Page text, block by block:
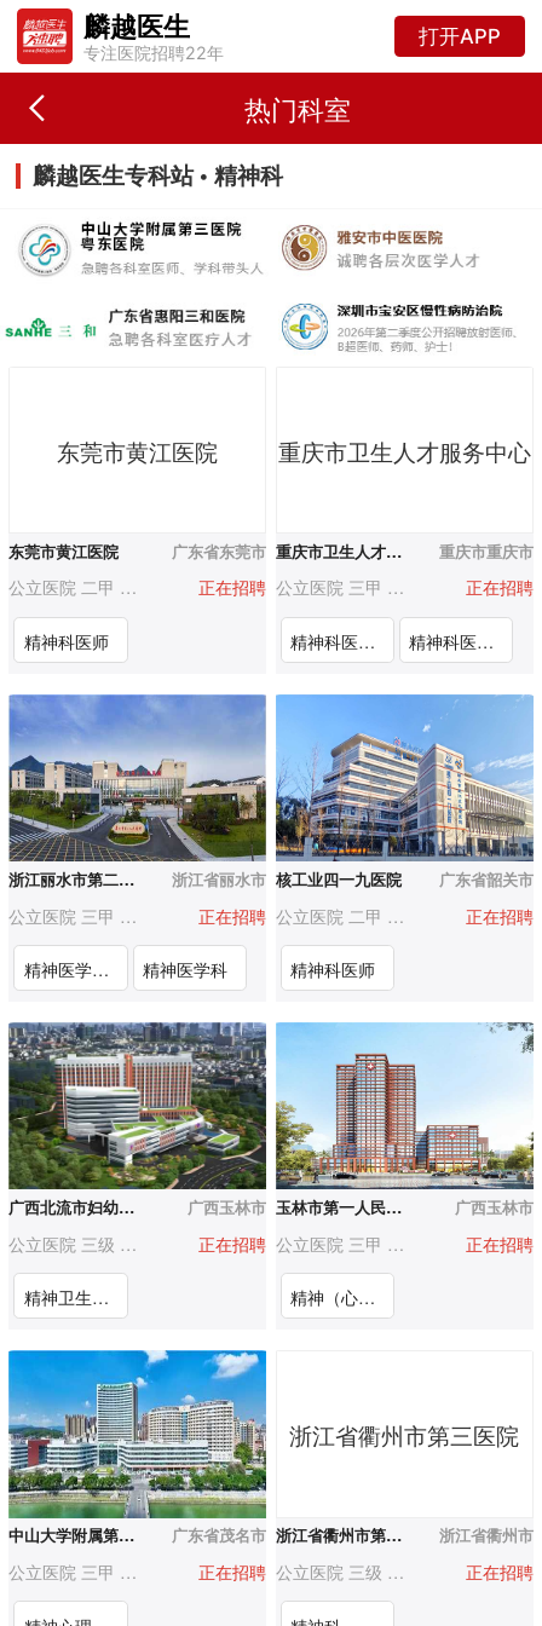
麟越医生
专注医院招聘22年
打开APP
热门科室
麟越医生专科站 • 精神科
东莞市黄江医院
东莞市黄江医院 广东省东莞市
公立医院 二甲 500-1000人正在招聘
精神科医师
重庆市卫生人才服务中心
重庆市卫生人才服务中心 重庆市重庆市
公立医院 三甲 3000人以上正在招聘
精神科医师岗（重庆市九龙坡区人民医院） 精神科医师岗（重庆市九龙坡区人民医院）
浙江丽水市第二人民医院 浙江省丽水市
公立医院 三甲 1000-3000人正在招聘
精神医学学科带头人 精神医学科
核工业四一九医院 广东省韶关市
公立医院 二甲 500-1000人正在招聘
精神科医师
广西北流市妇幼保健院 广西玉林市
公立医院 三级 500-1000人正在招聘
精神卫生科医师
玉林市第一人民医院 广西玉林市
公立医院 三甲 3000人以上正在招聘
精神（心理）科医师
中山大学附属第六医院粤西医院（信宜市人民医院） 广东省茂名市
公立医院 三甲 1000-3000人正在招聘
浙江省衢州市第三医院
浙江省衢州市第三医院 浙江省衢州市
公立医院 三级 500-1000人正在招聘